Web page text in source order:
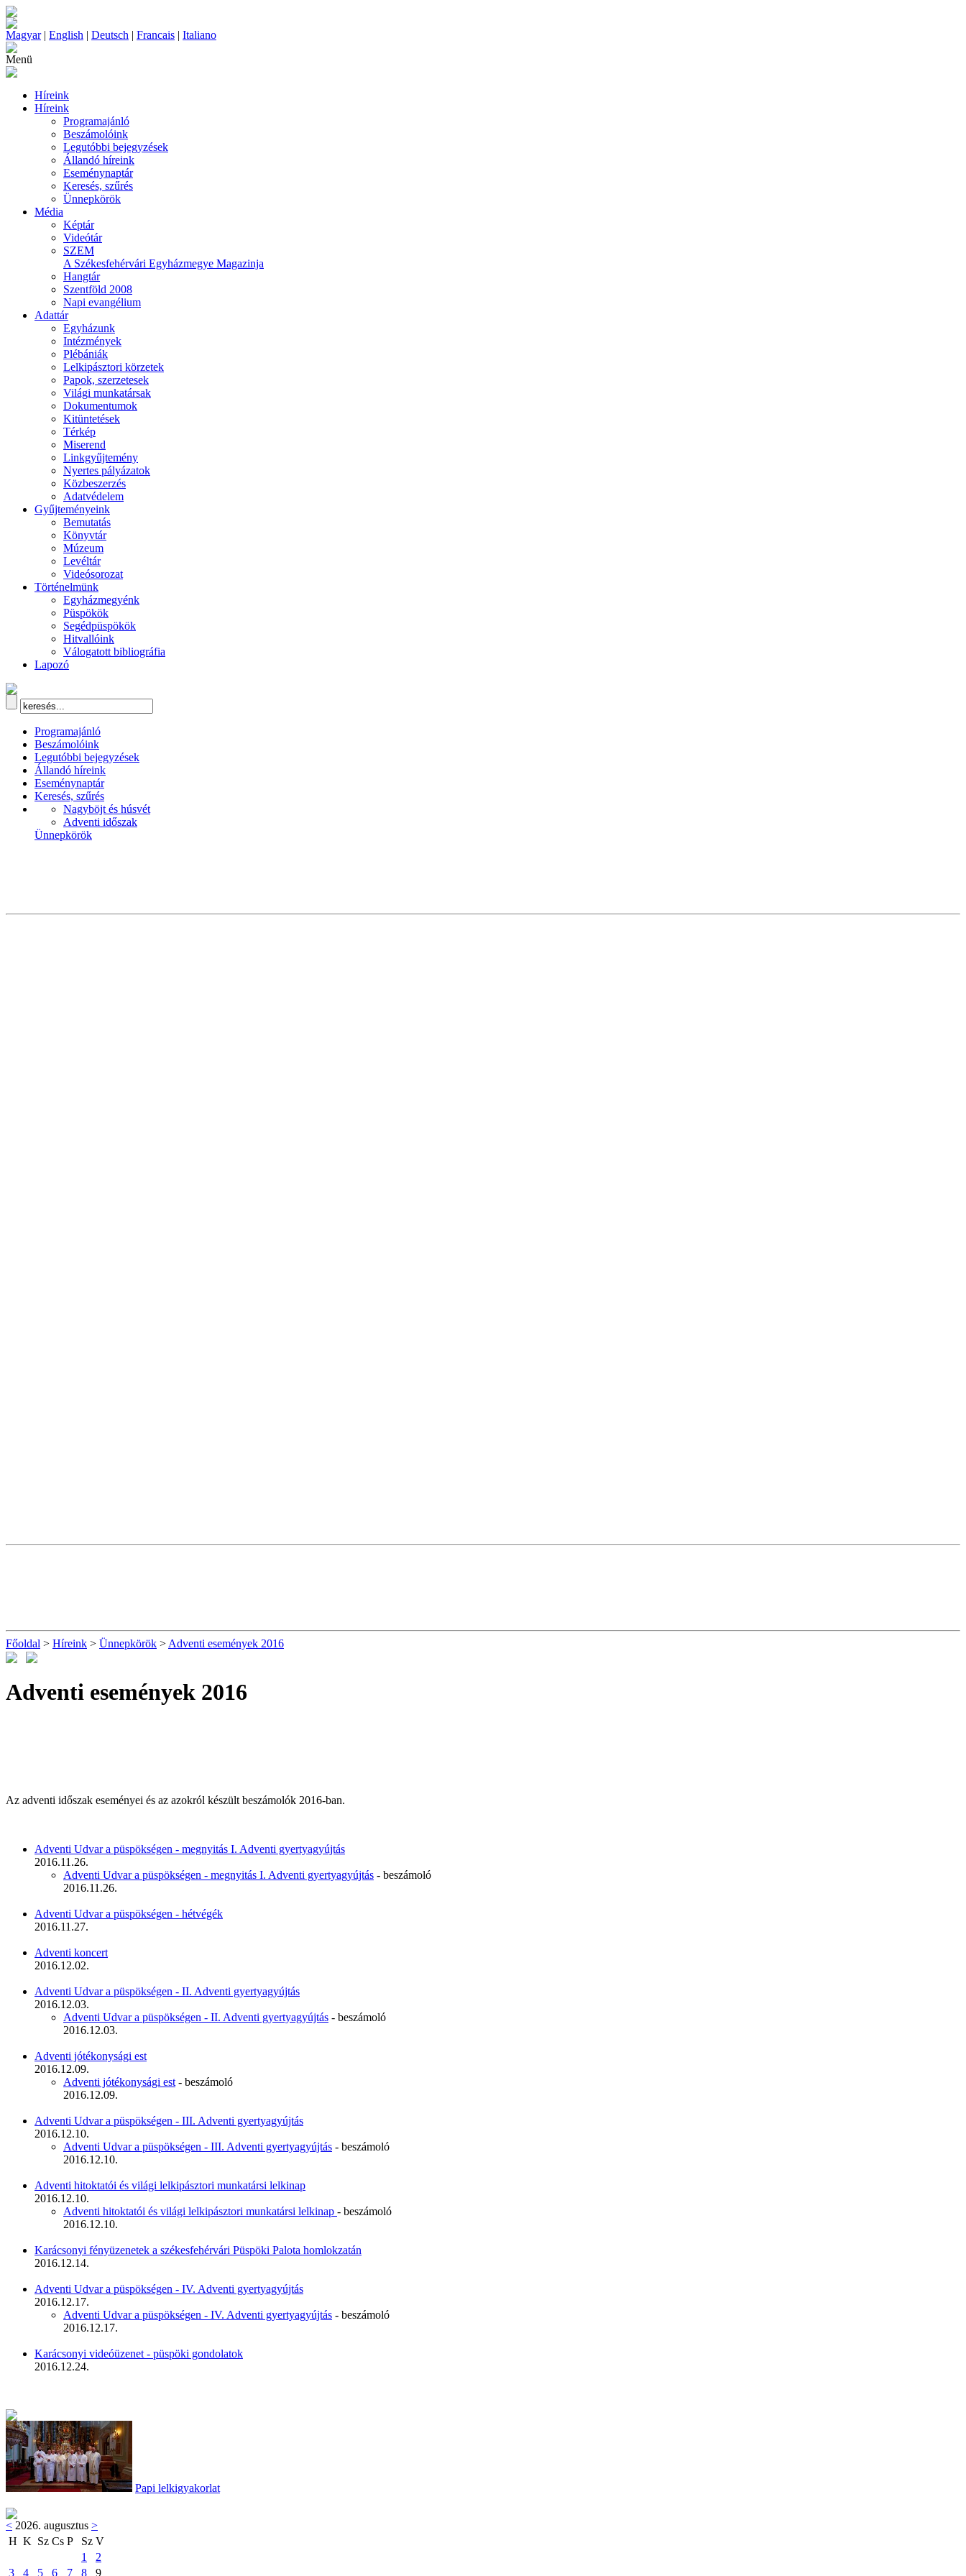
Magyar| English | Deutsch | Francais | Italiano
Menü
Híreink
Híreink
Programajánló
Beszámolóink
Legutóbbi bejegyzések
Állandó híreink
Eseménynaptár
Keresés, szűrés
Ünnepkörök
Média
Képtár
Videótár
SZEM
A Székesfehérvári Egyházmegye Magazinja
Hangtár
Szentföld 2008
Napi evangélium
Adattár
Egyházunk
Intézmények
Plébániák
Lelkipásztori körzetek
Papok, szerzetesek
Világi munkatársak
Dokumentumok
Kitüntetések
Térkép
Miserend
Linkgyűjtemény
Nyertes pályázatok
Közbeszerzés
Adatvédelem
Gyűjteményeink
Bemutatás
Könyvtár
Múzeum
Levéltár
Videósorozat
Történelmünk
Egyházmegyénk
Püspökök
Segédpüspökök
Hitvallóink
Válogatott bibliográfia
Lapozó
Programajánló
Beszámolóink
Legutóbbi bejegyzések
Állandó híreink
Eseménynaptár
Keresés, szűrés
Nagyböjt és húsvét
Adventi időszak
Ünnepkörök
Főoldal > Híreink > Ünnepkörök > Adventi események 2016
Adventi események 2016
Az adventi időszak eseményei és az azokról készült beszámolók 2016-ban.
Adventi Udvar a püspökségen - megnyitás I. Adventi gyertyagyújtás
2016.11.26.
Adventi Udvar a püspökségen - megnyitás I. Adventi gyertyagyújtás - beszámoló
2016.11.26.
Adventi Udvar a püspökségen - hétvégék
2016.11.27.
Adventi koncert
2016.12.02.
Adventi Udvar a püspökségen - II. Adventi gyertyagyújtás
2016.12.03.
Adventi Udvar a püspökségen - II. Adventi gyertyagyújtás - beszámoló
2016.12.03.
Adventi jótékonysági est
2016.12.09.
Adventi jótékonysági est - beszámoló
2016.12.09.
Adventi Udvar a püspökségen - III. Adventi gyertyagyújtás
2016.12.10.
Adventi Udvar a püspökségen - III. Adventi gyertyagyújtás - beszámoló
2016.12.10.
Adventi hitoktatói és világi lelkipásztori munkatársi lelkinap
2016.12.10.
Adventi hitoktatói és világi lelkipásztori munkatársi lelkinap - beszámoló
2016.12.10.
Karácsonyi fényüzenetek a székesfehérvári Püspöki Palota homlokzatán
2016.12.14.
Adventi Udvar a püspökségen - IV. Adventi gyertyagyújtás
2016.12.17.
Adventi Udvar a püspökségen - IV. Adventi gyertyagyújtás - beszámoló
2016.12.17.
Karácsonyi videóüzenet - püspöki gondolatok
2016.12.24.
Papi lelkigyakorlat
< 2026. augusztus >
H K Sz Cs P Sz V
1
2
3
4 5 6 7 8 9